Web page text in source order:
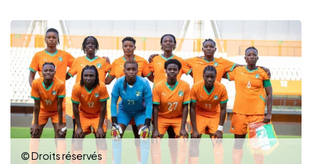
© Droits réservés